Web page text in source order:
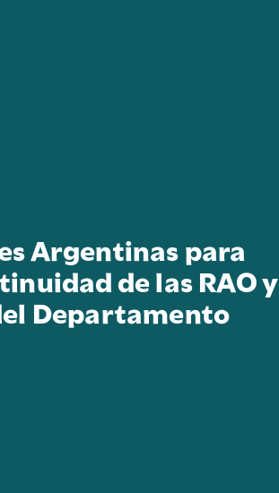
Argentinas para
de las RAO y
Departamento